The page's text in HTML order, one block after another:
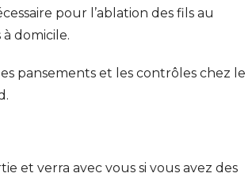
pour l’ablation des fils au
à domicile.
pansements et les contrôles chez le
et verra avec vous si vous avez des